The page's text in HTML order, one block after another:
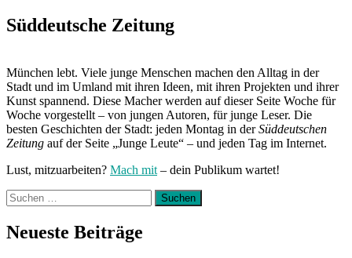
Süddeutsche Zeitung
München lebt. Viele junge Menschen machen den Alltag in der
Stadt und im Umland mit ihren Ideen, mit ihren Projekten und ihrer
Kunst spannend. Diese Macher werden auf dieser Seite Woche für
Woche vorgestellt – von jungen Autoren, für junge Leser. Die
besten Geschichten der Stadt: jeden Montag in derSüddeutschen
Zeitung auf der Seite „Junge Leute“ – und jeden Tag im Internet.
Lust, mitzuarbeiten? Mach mit – dein Publikum wartet!
Suchen
nach:
Neueste Beiträge